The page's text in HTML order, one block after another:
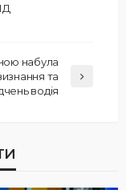
набула
та
водія